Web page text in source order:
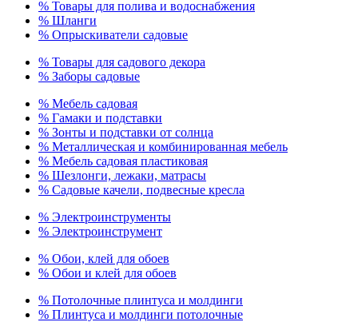
% Товары для полива и водоснабжения
% Шланги
% Опрыскиватели садовые
% Товары для садового декора
% Заборы садовые
% Мебель садовая
% Гамаки и подставки
% Зонты и подставки от солнца
% Металлическая и комбинированная мебель
% Мебель садовая пластиковая
% Шезлонги, лежаки, матрасы
% Садовые качели, подвесные кресла
% Электроинструменты
% Электроинструмент
% Обои, клей для обоев
% Обои и клей для обоев
% Потолочные плинтуса и молдинги
% Плинтуса и молдинги потолочные